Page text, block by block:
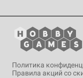
Политика
Правила акций со